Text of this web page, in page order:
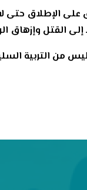
على الإطلاق حتى
القتل وإزهاق
ليس من التربية